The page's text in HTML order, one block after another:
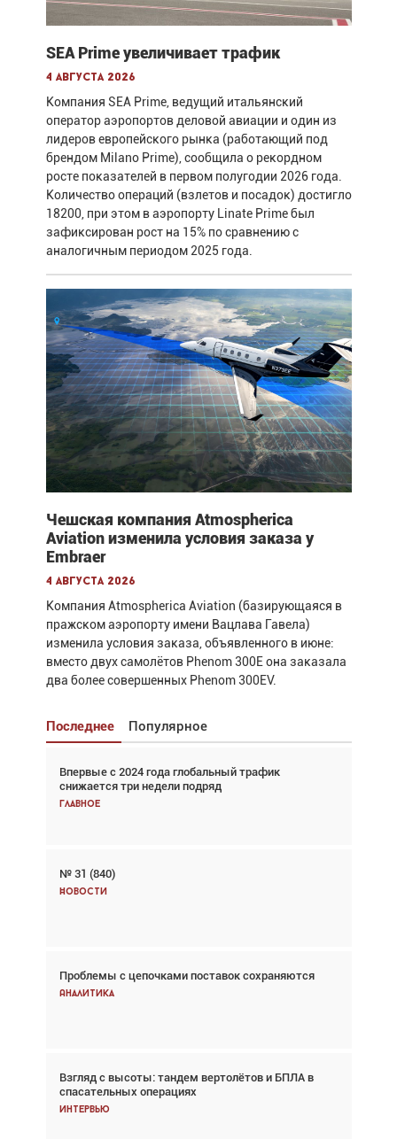
SEA Prime увеличивает трафик
4 августа 2026
Компания SEA Prime, ведущий итальянский
оператор аэропортов деловой авиации и один из
лидеров европейского рынка (работающий под
брендом Milano Prime), сообщила о рекордном
росте показателей в первом полугодии 2026 года.
Количество операций (взлетов и посадок) достигло
18200, при этом в аэропорту Linate Prime был
зафиксирован рост на 15% по сравнению с
аналогичным периодом 2025 года.
Чешская компания Atmospherica
Aviation изменила условия заказа у
Embraer
4 августа 2026
Компания Atmospherica Aviation (базирующаяся в
пражском аэропорту имени Вацлава Гавела)
изменила условия заказа, объявленного в июне:
вместо двух самолётов Phenom 300E она заказала
два более совершенных Phenom 300EV.
Последнее Популярное
Впервые с 2024 года глобальный трафик
снижается три недели подряд
Главное
№ 31 (840)
Новости
Проблемы с цепочками поставок сохраняются
Аналитика
Взгляд с высоты: тандем вертолётов и БПЛА в
спасательных операциях
Интервью
Взгляд с высоты: тандем вертолётов и БПЛА в
спасательных операциях
Главное
Авиационный фотограф Дэйв Кох: «Фотография
говорит сама за себя... а ИИ всё портит»
Впервые с 2024 года глобальный трафик
снижается три недели подряд
Частный самолёт – это актив. Подходите к
покупке соответствующим образом
Интервью